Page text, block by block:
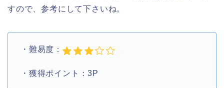
すので、参考にして下さいね。
・難易度：
・獲得ポイント：3P